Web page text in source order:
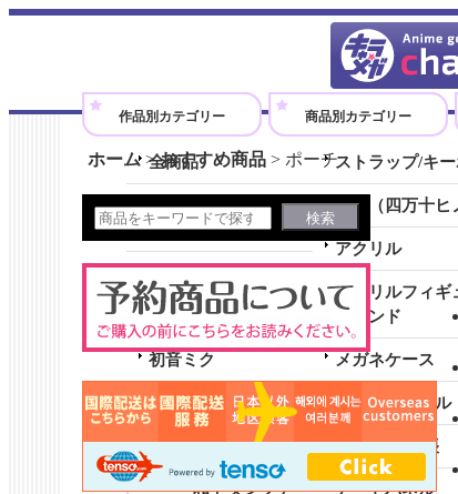
作品別カテゴリー
全商品
劇場版『ウマ娘 プリティーダ
ービー 新時代の扉』
シャドウバースＦ
勇気爆発バーンブレイバーン
初音ミク
全商品 (初音ミク)
和モダンコレクション
和モダンプチ
商品別カテゴリー
ストラップ/キ
木製（四万十ヒ
アクリル
アクリルフィギ
スタンド
メガネケース
クリアファイル
ノート/メモ帳
アートパネル
ホーム > おすすめ商品 > ポーチ